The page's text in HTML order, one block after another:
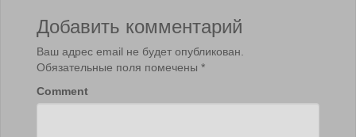
Добавить комментарий
Ваш адрес email не будет опубликован.
Обязательные поля помечены *
Comment